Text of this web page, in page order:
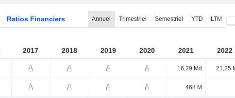
Ratios Financiers Annuel Trimestriel Semestriel YTD LTM
2017 2018 2019 2020 2021 2022
16,29 Md 21,25
468 M